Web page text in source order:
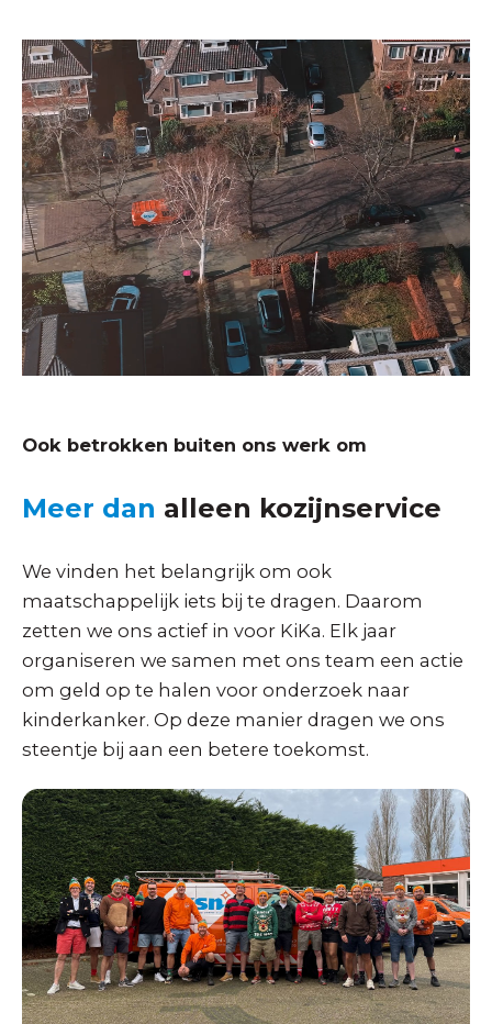
Ook betrokken buiten ons werk om
Meer dan alleen kozijnservice
We vinden het belangrijk om ook
maatschappelijk iets bij te dragen. Daarom
zetten we ons actief in voor KiKa. Elk jaar
organiseren we samen met ons team een actie
om geld op te halen voor onderzoek naar
kinderkanker. Op deze manier dragen we ons
steentje bij aan een betere toekomst.